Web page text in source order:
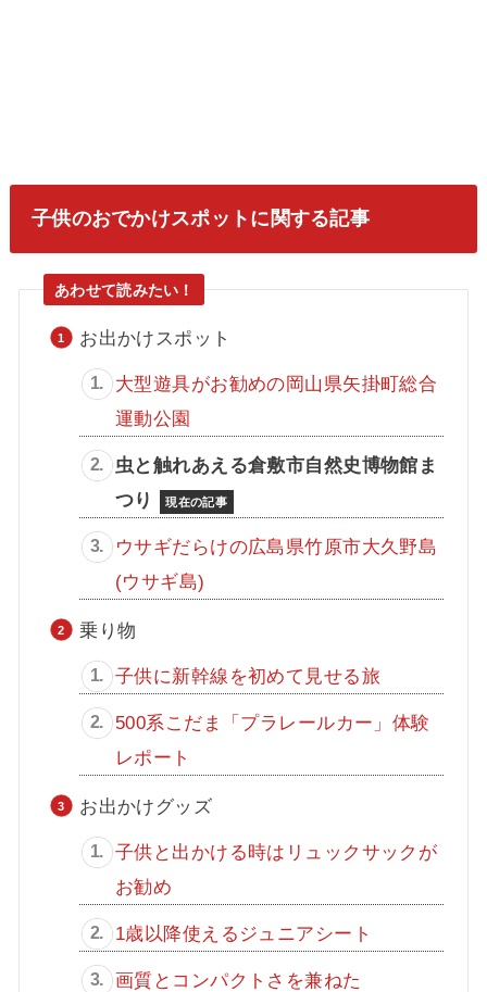
子供のおでかけスポットに関する記事
お出かけスポット
大型遊具がお勧めの岡山県矢掛町総合
運動公園
虫と触れあえる倉敷市自然史博物館ま
つり
ウサギだらけの広島県竹原市大久野島
(ウサギ島)
乗り物
子供に新幹線を初めて見せる旅
500系こだま「プラレールカー」体験
レポート
お出かけグッズ
子供と出かける時はリュックサックが
お勧め
1歳以降使えるジュニアシート
画質とコンパクトさを兼ねた